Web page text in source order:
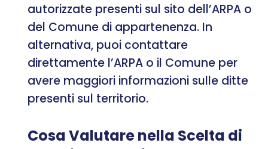
autorizzate presenti sul sito dell’ARPA o
del Comune di appartenenza. In
alternativa, puoi contattare
direttamente l’ARPA o il Comune per
avere maggiori informazioni sulle ditte
presenti sul territorio.
Cosa Valutare nella Scelta di